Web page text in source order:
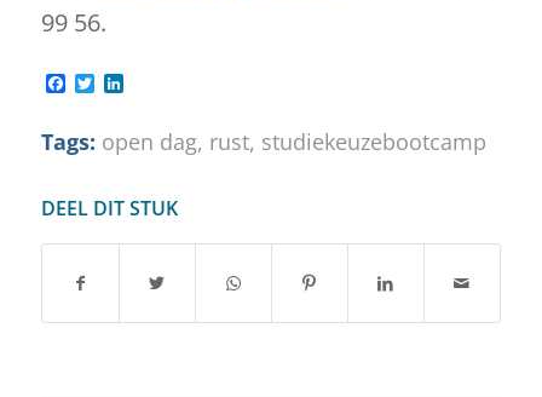
99 56.
Facebook
TwitterLinkedIn
Tags: open dag, rust, studiekeuzebootcamp
DEEL DIT STUK